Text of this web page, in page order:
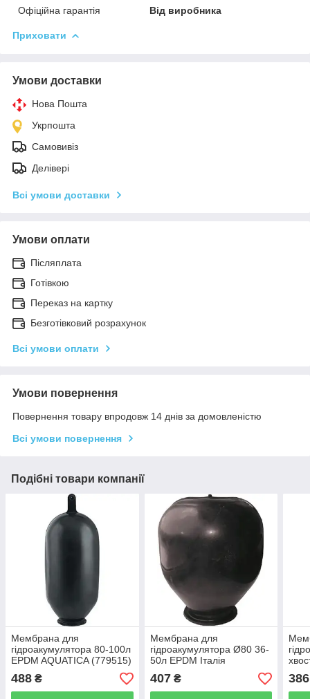
Офіційна гарантія
Від виробника
Приховати
Умови доставки
Нова Пошта
Укрпошта
Самовивіз
Делівері
Всі умови доставки
Умови оплати
Післяплата
Готівкою
Переказ на картку
Безготівковий розрахунок
Всі умови оплати
Умови повернення
Повернення товару впродовж 14 днів за домовленістю
Всі умови повернення
Подібні товари компанії
Мембрана для
гідроакумулятора 80-100л
EPDM AQUATICA (779515)
488 ₴
Мембрана для
гідроакумулятора Ø80 36-
50л EPDM Італія
AQUATICA (779483)
407₴ 386